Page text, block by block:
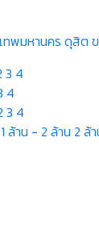
ทพมหานคร ดุสิต
3 4
4
3 4
1 ล้าน - 2 ล้าน 2 ล้